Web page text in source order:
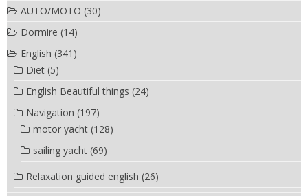
AUTO/MOTO (30)
Dormire (14)
English (341)
Diet (5)
English Beautiful things (24)
Navigation (197)
motor yacht (128)
sailing yacht (69)
Relaxation guided english (26)